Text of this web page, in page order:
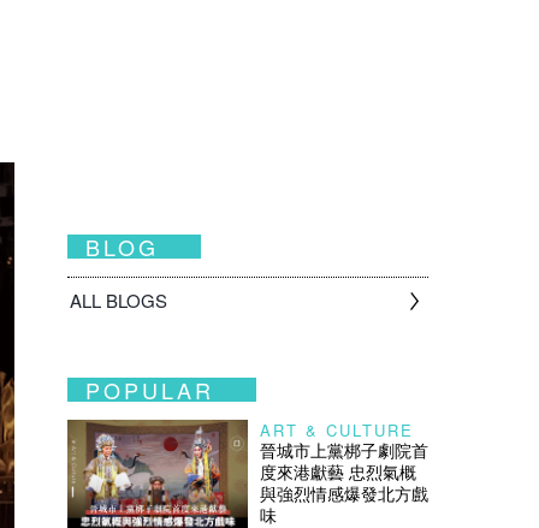
BLOG
ALL BLOGS
POPULAR
ART & CULTURE
晉城市上黨梆子劇院首
度來港獻藝 忠烈氣概
與強烈情感爆發北方戲
味